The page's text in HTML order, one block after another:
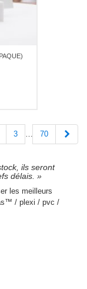
3 … 70
ils seront
délais. »
les meilleurs
/ plexi / pvc /